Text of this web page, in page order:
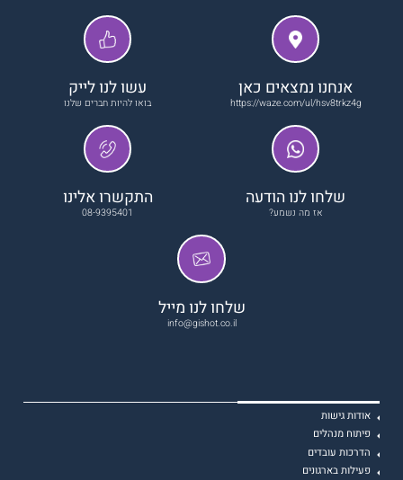
אנחנו נמצאים כאן
https://waze.com/ul/hsv8trkz4g
עשו לנו לייק
בואו להיות חברים שלנו
שלחו לנו הודעה
אז מה נשמע?
התקשרו אלינו
08-9395401
שלחו לנו מייל
info@gishot.co.il
אודות גישות
פיתוח מנהלים
הדרכות עובדים
פעילות בארגונים